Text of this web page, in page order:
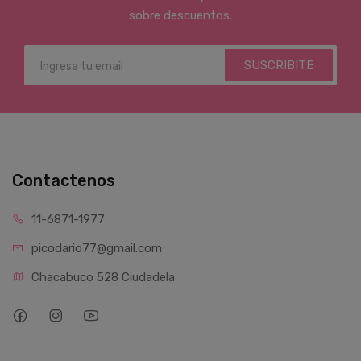
sobre descuentos.
SUSCRIBITE
Contactenos
11-6871-1977
picodario77@gmail.com
Chacabuco 528 Ciudadela